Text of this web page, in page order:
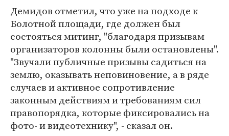
Демидов отметил, что уже на подходе к
Болотной площади, где должен был
состояться митинг, "благодаря призывам
организаторов колонны были остановлены".
"Звучали публичные призывы садиться на
землю, оказывать неповиновение, а в ряде
случаев и активное сопротивление
законным действиям и требованиям сил
правопорядка, которые фиксировались на
фото- и видеотехнику", - сказал он.